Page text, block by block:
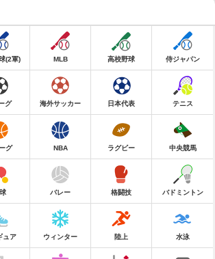
(2軍) MLB 高校野球 侍ジャパン
グ 海外サッカー 日本代表 テニス
グ NBA ラグビー 中央競馬
バレー 格闘技 バドミントン
ュア ウィンター 陸上 水泳